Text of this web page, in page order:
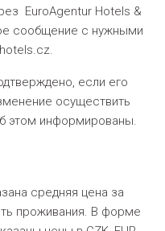
EuroAgentur Hotels &
сообщение с нужными
если его
осуществить
этом информированы.
средняя цена за
проживания. В форме